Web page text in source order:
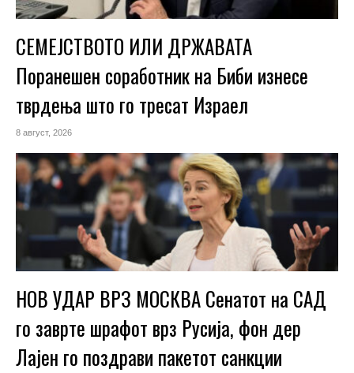
СЕМЕЈСТВОТО ИЛИ ДРЖАВАТА
Поранешен соработник на Биби изнесе
тврдења што го тресат Израел
8 август, 2026
НОВ УДАР ВРЗ МОСКВА Сенатот на САД
го заврте шрафот врз Русија, фон дер
Лајен го поздрави пакетот санкции